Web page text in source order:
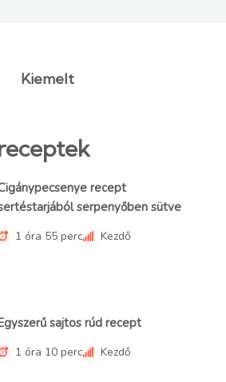
Kiemelt
recept
serpenyőben sütve
1 óra 55 perc Kezdő
sajtos rúd recept
1 óra 10 perc Kezdő